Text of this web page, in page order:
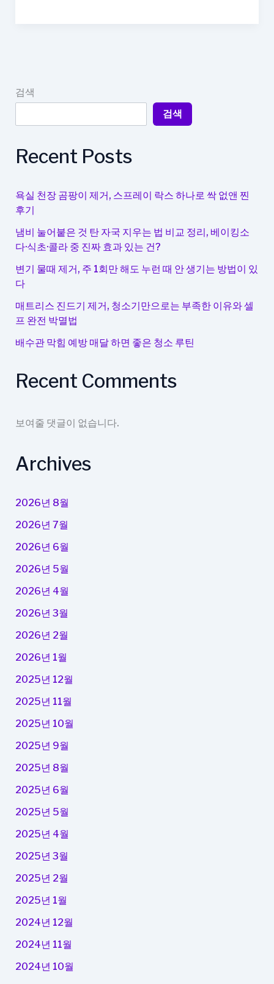
마
능
지
편
한
눈
에
검색
검색
Recent Posts
욕실 천장 곰팡이 제거, 스프레이 락스 하나로 싹 없앤 찐
후기
냄비 눌어붙은 것 탄 자국 지우는 법 비교 정리, 베이킹소
다·식초·콜라 중 진짜 효과 있는 건?
변기 물때 제거, 주 1회만 해도 누런 때 안 생기는 방법이 있
다
매트리스 진드기 제거, 청소기만으로는 부족한 이유와 셀
프 완전 박멸법
배수관 막힘 예방 매달 하면 좋은 청소 루틴
Recent Comments
보여줄 댓글이 없습니다.
Archives
2026년 8월
2026년 7월
2026년 6월
2026년 5월
2026년 4월
2026년 3월
2026년 2월
2026년 1월
2025년 12월
2025년 11월
2025년 10월
2025년 9월
2025년 8월
2025년 6월
2025년 5월
2025년 4월
2025년 3월
2025년 2월
2025년 1월
2024년 12월
2024년 11월
2024년 10월